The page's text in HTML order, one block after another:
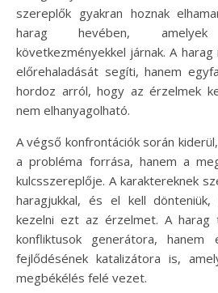
szereplők gyakran hoznak
harag hevében,
következményekkel járnak. A
előrehaladását segíti, hanem
hordoz arról, hogy az érzelmek
nem elhanyagolható.
A végső konfrontációk során
a probléma forrása, hanem a
kulcsszereplője. A karaktereknek
haragjukkal, és el kell dönteniük,
kezelni ezt az érzelmet. A harag
konfliktusok generátora, hanem
fejlődésének katalizátora is,
megbékélés felé vezet.